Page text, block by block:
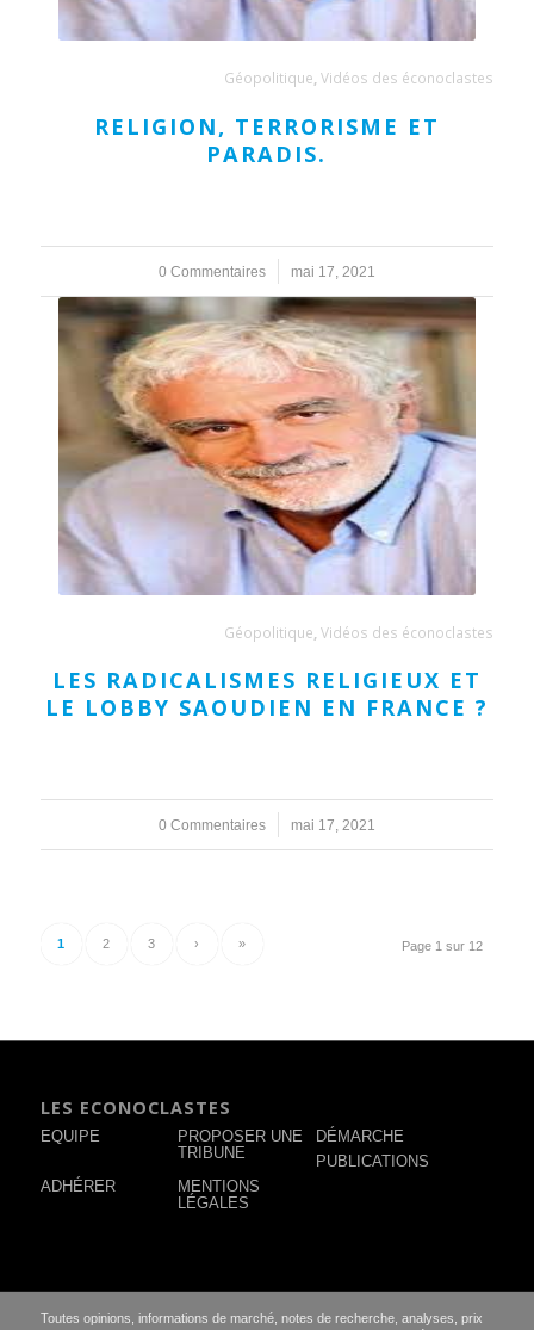
Géopolitique,Vidéos des éconoclastes
RELIGION, TERRORISME ET
PARADIS.
0 Commentaires
/ mai 17, 2021
Géopolitique ,Vidéos des éconoclastes
LES RADICALISMES RELIGIEUX ET
LE LOBBY SAOUDIEN EN FRANCE ?
0 Commentaires
/ mai 17, 2021
Page 1 sur 12
1 2 3 › »
LES ECONOCLASTES
EQUIPE
PROPOSER UNE
TRIBUNE
DÉMARCHE
PUBLICATIONS
ADHÉRER
MENTIONS
LÉGALES
Toutes opinions, informations de marché, notes de recherche, analyses, prix